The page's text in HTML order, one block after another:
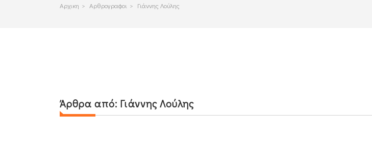
Αρχικη > Αρθρογραφοι > Γιάννης Λούλης
Άρθρα από: Γιάννης Λούλης